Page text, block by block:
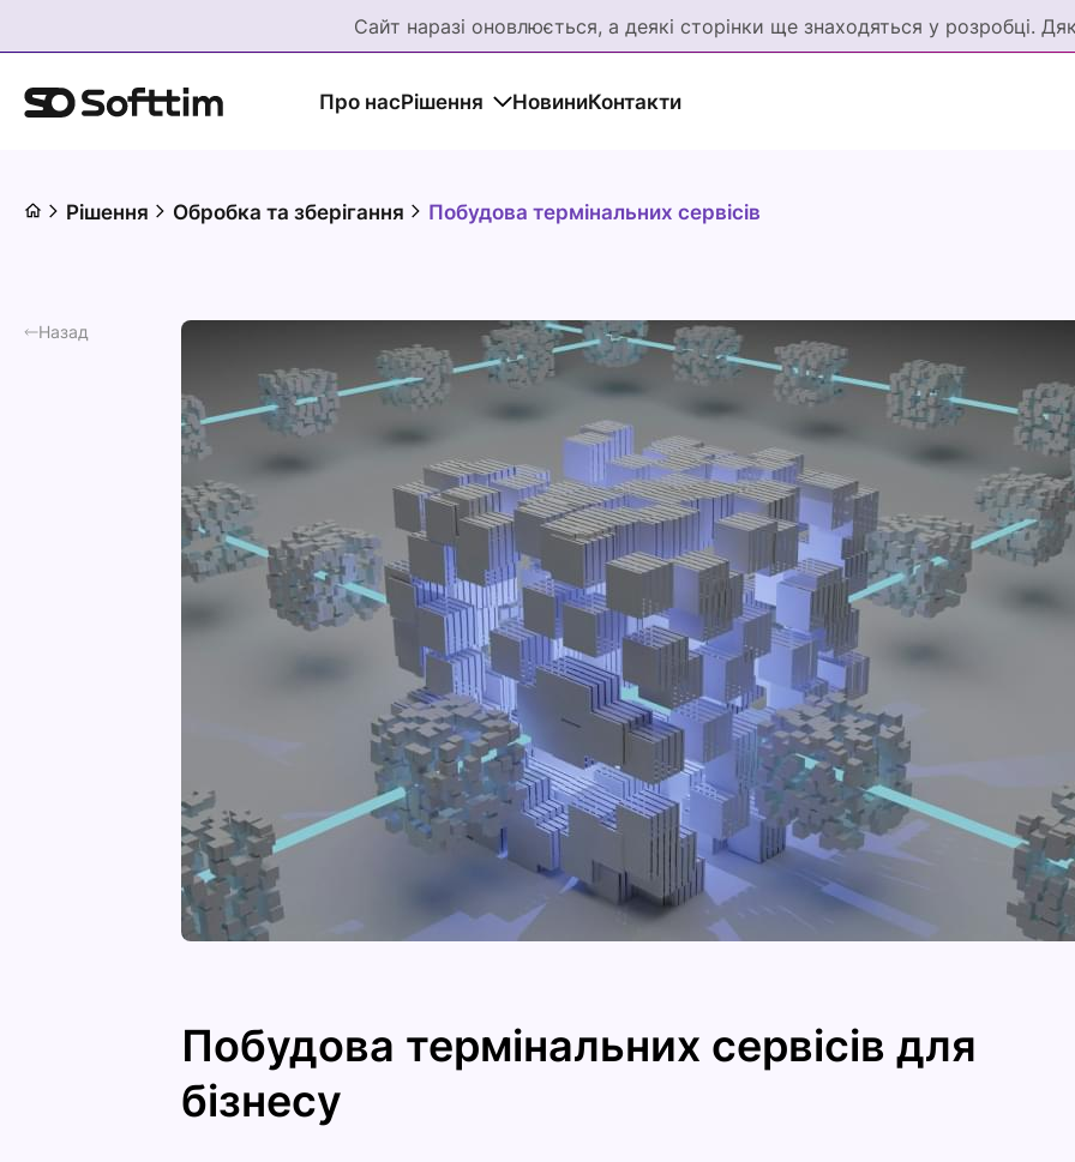
Сайт наразі оновлюється, а деякі сторінки ще знаходяться у розробці.
Про насРішення НовиниКонтакти
Рішення Обробка та зберігання Побудова термінальних сервісів
Назад
Побудова термінальних сервісів для
бізнесу